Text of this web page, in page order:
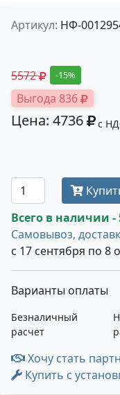
Артикул: НФ-
5572 -15%
Выгода 836
Цена: 4736 с
Получить
Всего в наличии
Самовывоз,
с 17 сентября по 8
Варианты оплаты
Безналичный
расчет
Хочу стать
Купить с